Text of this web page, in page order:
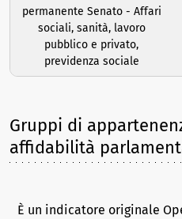
permanente Senato - Affari
sociali, sanità, lavoro
pubblico e privato,
previdenza sociale
Gruppi di
affidabilità
È un indicatore originale